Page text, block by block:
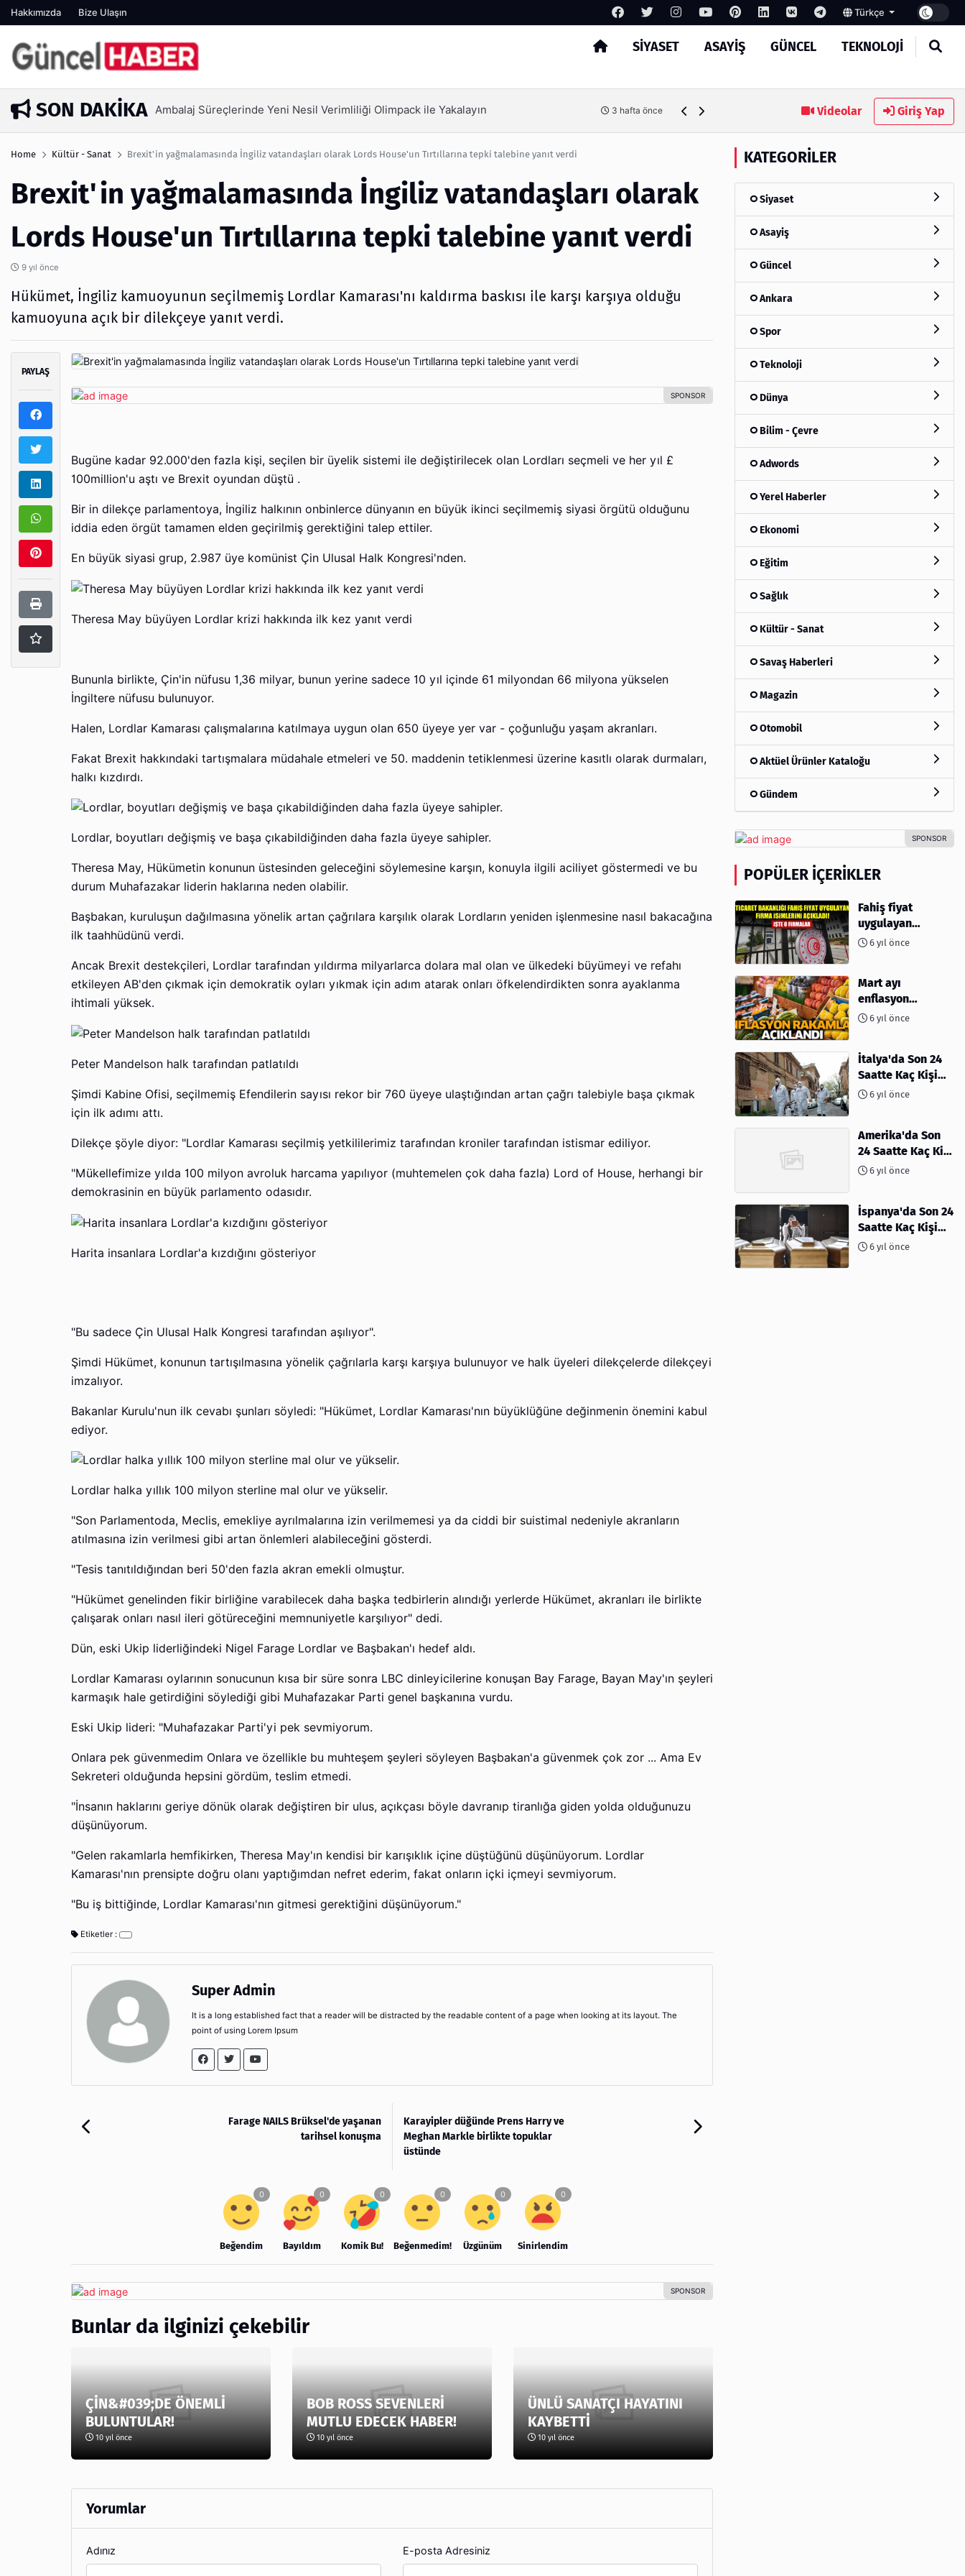
Hakkımızda Bize Ulaşın Türkçe
SIYASET ASAYIŞ GÜNCEL TEKNOLOJI
Arama
SON DAKIKA
1 hafta önce Ambalaj Süreçlerinde Yeni Nesil Verimliliği Olimpack ile Yakalayın 3 hafta önce MASROKİT Eğitim Kitleri ile Elektronik Öğrenmek Artık
Videolar Giriş Yap
Home Kültür - Sanat Brexit'in yağmalamasında İngiliz vatandaşları olarak Lords House'un Tırtıllarına tepki talebine yanıt verdi
Brexit'in yağmalamasında İngiliz vatandaşları olarak
Lords House'un Tırtıllarına tepki talebine yanıt verdi
9 yıl önce
Hükümet, İngiliz kamuoyunun seçilmemiş Lordlar Kamarası'nı kaldırma baskısı ile karşı karşıya olduğu
kamuoyuna açık bir dilekçeye yanıt verdi.
PAYLAŞ
Bugüne kadar 92.000'den fazla kişi, seçilen bir üyelik sistemi ile değiştirilecek olan Lordları seçmeli ve her yıl £
100million'u aştı ve Brexit oyundan düştü .
Bir in dilekçe parlamentoya, İngiliz halkının onbinlerce dünyanın en büyük ikinci seçilmemiş siyasi örgütü olduğunu
iddia eden örgüt tamamen elden geçirilmiş gerektiğini talep ettiler.
En büyük siyasi grup, 2.987 üye komünist Çin Ulusal Halk Kongresi'nden.
Theresa May büyüyen Lordlar krizi hakkında ilk kez yanıt verdi
Bununla birlikte, Çin'in nüfusu 1,36 milyar, bunun yerine sadece 10 yıl içinde 61 milyondan 66 milyona yükselen
İngiltere nüfusu bulunuyor.
Halen, Lordlar Kamarası çalışmalarına katılmaya uygun olan 650 üyeye yer var - çoğunluğu yaşam akranları.
Fakat Brexit hakkındaki tartışmalara müdahale etmeleri ve 50. maddenin tetiklenmesi üzerine kasıtlı olarak durmaları,
halkı kızdırdı.
Lordlar, boyutları değişmiş ve başa çıkabildiğinden daha fazla üyeye sahipler.
Theresa May, Hükümetin konunun üstesinden geleceğini söylemesine karşın, konuyla ilgili aciliyet göstermedi ve bu
durum Muhafazakar liderin haklarına neden olabilir.
Başbakan, kuruluşun dağılmasına yönelik artan çağrılara karşılık olarak Lordların yeniden işlenmesine nasıl bakacağına
ilk taahhüdünü verdi.
Ancak Brexit destekçileri, Lordlar tarafından yıldırma milyarlarca dolara mal olan ve ülkedeki büyümeyi ve refahı
etkileyen AB'den çıkmak için demokratik oyları yıkmak için adım atarak onları öfkelendirdikten sonra ayaklanma
ihtimali yüksek.
Peter Mandelson halk tarafından patlatıldı
Şimdi Kabine Ofisi, seçilmemiş Efendilerin sayısı rekor bir 760 üyeye ulaştığından artan çağrı talebiyle başa çıkmak
için ilk adımı attı.
Dilekçe şöyle diyor: "Lordlar Kamarası seçilmiş yetkililerimiz tarafından kroniler tarafından istismar ediliyor.
"Mükellefimize yılda 100 milyon avroluk harcama yapılıyor (muhtemelen çok daha fazla) Lord of House, herhangi bir
demokrasinin en büyük parlamento odasıdır.
Harita insanlara Lordlar'a kızdığını gösteriyor
"Bu sadece Çin Ulusal Halk Kongresi tarafından aşılıyor".
Şimdi Hükümet, konunun tartışılmasına yönelik çağrılarla karşı karşıya bulunuyor ve halk üyeleri dilekçelerde dilekçeyi
imzalıyor.
Bakanlar Kurulu'nun ilk cevabı şunları söyledi: "Hükümet, Lordlar Kamarası'nın büyüklüğüne değinmenin önemini kabul
ediyor.
Lordlar halka yıllık 100 milyon sterline mal olur ve yükselir.
"Son Parlamentoda, Meclis, emekliye ayrılmalarına izin verilmemesi ya da ciddi bir suistimal nedeniyle akranların
atılmasına izin verilmesi gibi artan önlemleri alabileceğini gösterdi.
"Tesis tanıtıldığından beri 50'den fazla akran emekli olmuştur.
"Hükümet genelinden fikir birliğine varabilecek daha başka tedbirlerin alındığı yerlerde Hükümet, akranları ile birlikte
çalışarak onları nasıl ileri götüreceğini memnuniyetle karşılıyor" dedi.
Dün, eski Ukip liderliğindeki Nigel Farage Lordlar ve Başbakan'ı hedef aldı.
Lordlar Kamarası oylarının sonucunun kısa bir süre sonra LBC dinleyicilerine konuşan Bay Farage, Bayan May'ın şeyleri
karmaşık hale getirdiğini söylediği gibi Muhafazakar Parti genel başkanına vurdu.
Eski Ukip lideri: "Muhafazakar Parti'yi pek sevmiyorum.
Onlara pek güvenmedim Onlara ve özellikle bu muhteşem şeyleri söyleyen Başbakan'a güvenmek çok zor ... Ama Ev
Sekreteri olduğunda hepsini gördüm, teslim etmedi.
"İnsanın haklarını geriye dönük olarak değiştiren bir ulus, açıkçası böyle davranıp tiranlığa giden yolda olduğunuzu
düşünüyorum.
"Gelen rakamlarla hemfikirken, Theresa May'ın kendisi bir karışıklık içine düştüğünü düşünüyorum. Lordlar
Kamarası'nın prensipte doğru olanı yaptığımdan nefret ederim, fakat onların içki içmeyi sevmiyorum.
"Bu iş bittiğinde, Lordlar Kamarası'nın gitmesi gerektiğini düşünüyorum."
Etiketler :
Super Admin
It is a long established fact that a reader will be distracted by the readable content of a page when looking at its layout. The
point of using Lorem Ipsum
Farage NAILS Brüksel'de yaşanan
tarihsel konuşma
Karayipler düğünde Prens Harry ve
Meghan Markle birlikte topuklar
üstünde
Beğendim Bayıldım Komik Bu! Beğenmedim! Üzgünüm Sinirlendim
Bunlar da ilginizi çekebilir
ÇİN&#039;DE ÖNEMLİ
BULUNTULAR!
10 yıl önce
BOB ROSS SEVENLERİ
MUTLU EDECEK HABER!
10 yıl önce
ÜNLÜ SANATÇI HAYATINI
KAYBETTİ
10 yıl önce
Yorumlar
Adınız E-posta Adresiniz
KATEGORILER
Siyaset
Asayiş
Güncel
Ankara
Spor
Teknoloji
Dünya
Bilim - Çevre
Adwords
Yerel Haberler
Ekonomi
Eğitim
Sağlık
Kültür - Sanat
Savaş Haberleri
Magazin
Otomobil
Aktüel Ürünler Kataloğu
Gündem
POPÜLER İÇERIKLER
Fahiş fiyat
uygulayan
firmalar açıklandı
6 yıl önce
Mart ayı
enflasyon
rakamları
6 yıl önce
İtalya'da Son 24
Saatte Kaç Kişi
Öldü6 yıl önce
Amerika'da Son
24 Saatte Kaç Kişi
Öldü - 06 Nisan
6 yıl önce
İspanya'da Son 24
Saatte Kaç Kişi
Öldü6 yıl önce